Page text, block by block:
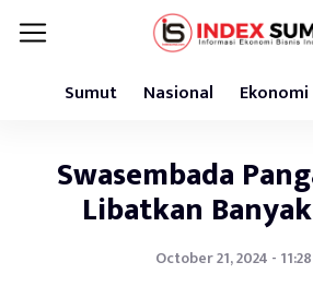
Sumut Nasional Ekonomi
Swasembada
Libatkan
October 21, 2024 -